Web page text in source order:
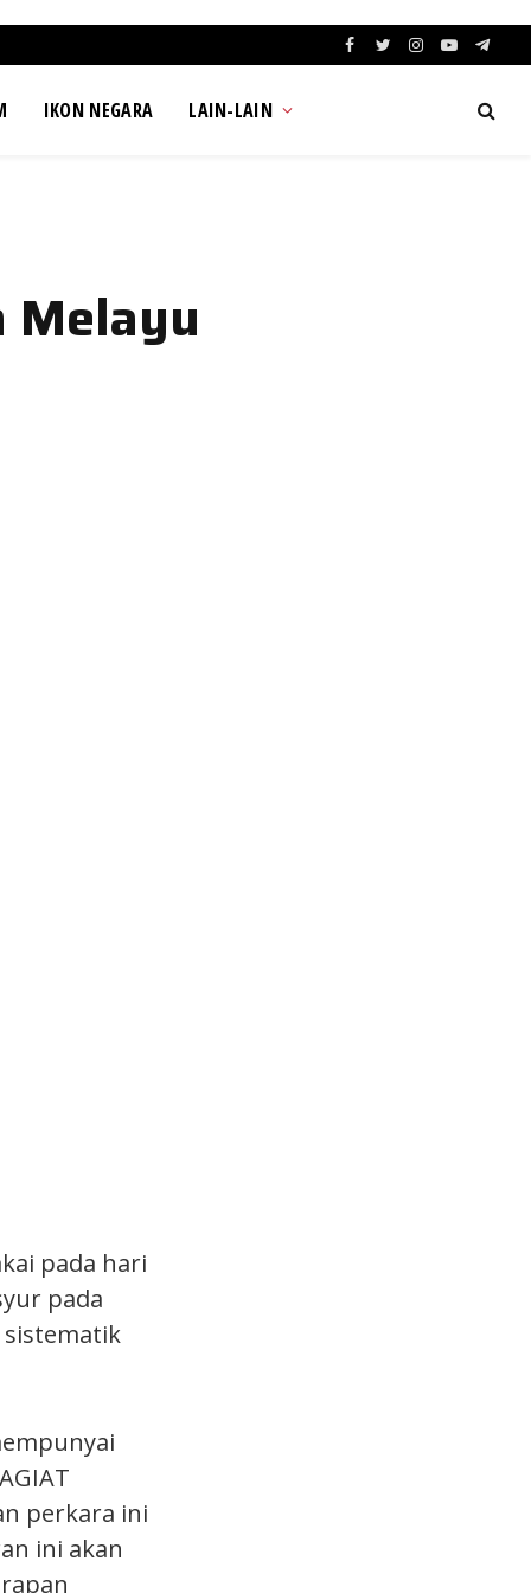
Facebook
TwitterInstagram
YouTube
IKON NEGARA LAIN-LAIN
Melayu
pada hari
pada
perkara ini
ini akan